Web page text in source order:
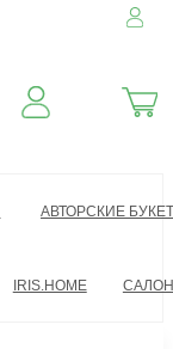
АВТОРСКИЕ
IRIS.HOME